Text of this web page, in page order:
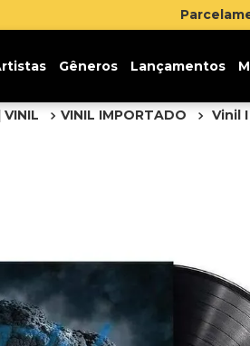
Parcelamento em até 12x sem
Gêneros Lançamentos
VINIL VINIL IMPORTADO Vinil